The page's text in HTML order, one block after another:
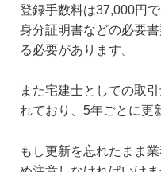
登録手数料は37,000円
身分証明書などの必要
る必要があります。
また宅建士としての取
れており、5年ごとに更
もし更新を忘れたまま